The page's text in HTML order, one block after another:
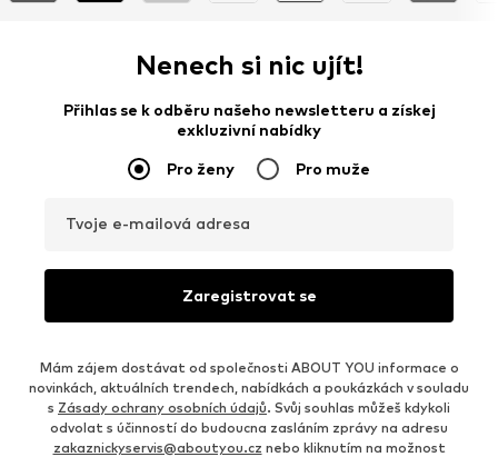
Nenech si nic ujít!
Přihlas se k odběru našeho newsletteru a získej
exkluzivní nabídky
Pro ženy Pro muže
Tvoje e-mailová adresa
Zaregistrovat se
Mám zájem dostávat od společnosti ABOUT YOU informace o
novinkách, aktuálních trendech, nabídkách a poukázkách v souladu
s Zásady ochrany osobních údajů. Svůj souhlas můžeš kdykoli
odvolat s účinností do budoucna zasláním zprávy na adresu
zakaznickyservis@aboutyou.cz nebo kliknutím na možnost